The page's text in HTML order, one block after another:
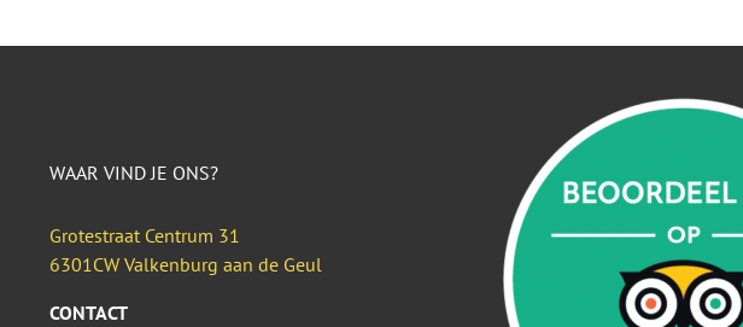
WAAR VIND JE ONS?
Grotestraat Centrum 31
6301CW Valkenburg aan de Geul
CONTACT